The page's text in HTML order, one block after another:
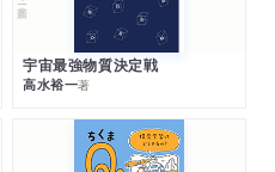
宇宙最強物質決定戦
高水裕一著